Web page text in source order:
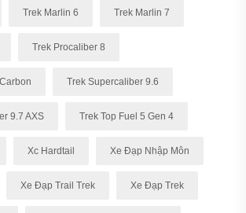
Trek Marlin 6 Trek Marlin 7
Trek Procaliber 8
Trek Supercaliber 9.6
9.7 AXS Trek Top Fuel 5 Gen 4
Xc Hardtail Xe Đạp Nhập Môn
Xe Đạp Trail Trek Xe Đạp Trek